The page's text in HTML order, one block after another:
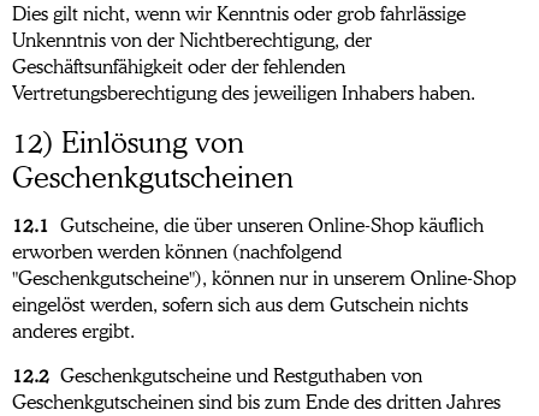
Dies gilt nicht, wenn wir Kenntnis oder grob fahrlässige
Unkenntnis von der Nichtberechtigung, der
Geschäftsunfähigkeit oder der fehlenden
Vertretungsberechtigung des jeweiligen Inhabers haben.
12) Einlösung von
Geschenkgutscheinen
12.1 Gutscheine, die über unseren Online-Shop käuflich
erworben werden können (nachfolgend
"Geschenkgutscheine"), können nur in unserem Online-Shop
eingelöst werden, sofern sich aus dem Gutschein nichts
anderes ergibt.
12.2 Geschenkgutscheine und Restguthaben von
Geschenkgutscheinen sind bis zum Ende des dritten Jahres